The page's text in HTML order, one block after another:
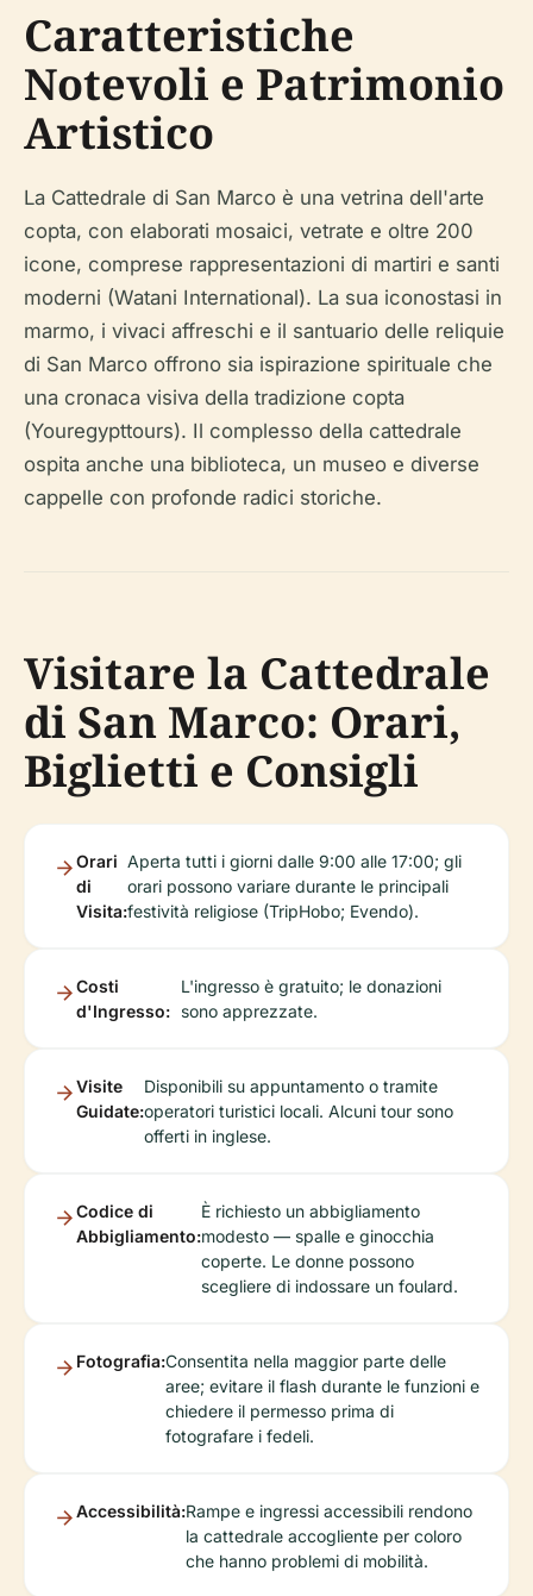
Caratteristiche
Notevoli e Patrimonio
Artistico
La Cattedrale di San Marco è una vetrina dell'arte
copta, con elaborati mosaici, vetrate e oltre 200
icone, comprese rappresentazioni di martiri e santi
moderni (Watani International). La sua iconostasi in
marmo, i vivaci affreschi e il santuario delle reliquie
di San Marco offrono sia ispirazione spirituale che
una cronaca visiva della tradizione copta
(Youregypttours). Il complesso della cattedrale
ospita anche una biblioteca, un museo e diverse
cappelle con profonde radici storiche.
Visitare la Cattedrale
di San Marco: Orari,
Biglietti e Consigli
Orari
di
Visita:
Aperta tutti i giorni dalle 9:00 alle 17:00; gli
orari possono variare durante le principali
festività religiose (TripHobo; Evendo).
Costi
d'Ingresso:
L'ingresso è gratuito; le donazioni
sono apprezzate.
Visite
Guidate:
Disponibili su appuntamento o tramite
operatori turistici locali. Alcuni tour sono
offerti in inglese.
Codice di
Abbigliamento:
È richiesto un abbigliamento
modesto — spalle e ginocchia
coperte. Le donne possono
scegliere di indossare un foulard.
Fotografia:Consentita nella maggior parte delle
aree; evitare il flash durante le funzioni e
chiedere il permesso prima di
fotografare i fedeli.
Accessibilità:Rampe e ingressi accessibili rendono
la cattedrale accogliente per coloro
che hanno problemi di mobilità.